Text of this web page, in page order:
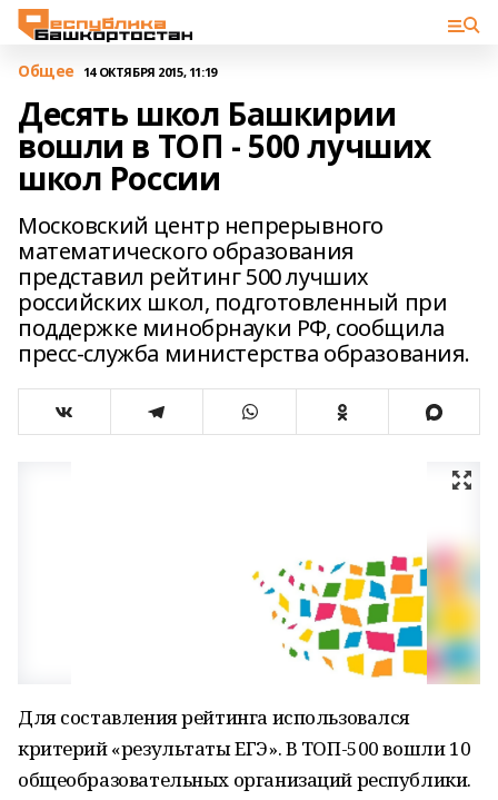
Общее 14 ОКТЯБРЯ 2015, 11:19
Десять школ Башкирии
вошли в ТОП - 500 лучших
школ России
Московский центр непрерывного
математического образования
представил рейтинг 500 лучших
российских школ, подготовленный при
поддержке минобрнауки РФ, сообщила
пресс-служба министерства образования.
Для составления рейтинга использовался
критерий «результаты ЕГЭ». В ТОП-500 вошли 10
общеобразовательных организаций республики.